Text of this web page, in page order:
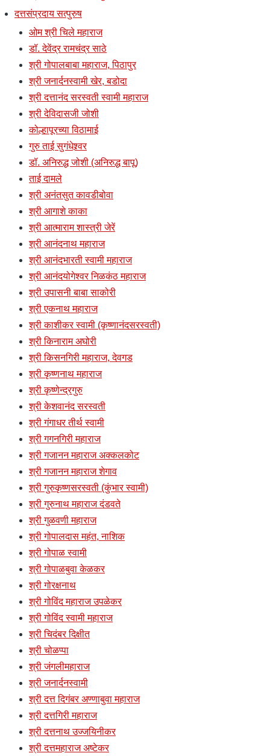
दत्तसंप्रदाय सत्पुरुष
ओम श्री चिले महाराज
डॉ. देवेंद्र रामचंद्र साठे
श्री गोपालबाबा महाराज, पिठापुर
श्री जनार्दनस्वामी खेर, बडोदा
श्री दत्तानंद सरस्वती स्वामी महाराज
श्री देविदासजी जोशी
कोल्हापूरच्या विठामाई
गुरु ताई सुगंधेश्र्वर
डॉ. अनिरुद्ध जोशी (अनिरुद्ध बापू)
ताई दामले
श्री अनंतसुत कावडीबोवा
श्री आगाशे काका
श्री आत्माराम शास्त्री जेरें
श्री आनंदनाथ महाराज
श्री आनंदभारती स्वामी महाराज
श्री आनंदयोगेश्वर निळकंठ महाराज
श्री उपासनी बाबा साकोरी
श्री एकनाथ महाराज
श्री काशीकर स्वामी (कृष्णानंदसरस्वती)
श्री किनाराम अघोरी
श्री किसनगिरी महाराज, देवगड
श्री कृष्णनाथ महाराज
श्री कृष्णेन्द्रगुरु
श्री केशवानंद सरस्वती
श्री गंगाधर तीर्थ स्वामी
श्री गगनगिरी महाराज
श्री गजानन महाराज अक्कलकोट
श्री गजानन महाराज शेगाव
श्री गुरुकृष्णसरस्वती (कुंभार स्वामी)
श्री गुरुनाथ महाराज दंडवते
श्री गुळवणी महाराज
श्री गोपालदास महंत, नाशिक
श्री गोपाळ स्वामी
श्री गोपाळबुवा केळकर
श्री गोरक्षनाथ
श्री गोविंद महाराज उपळेकर
श्री गोविंद स्वामी महाराज
श्री चिदंबर दिक्षीत
श्री चोळप्पा
श्री जंगलीमहाराज
श्री जनार्दनस्वामी
श्री दत्त दिगंबर अण्णाबुवा महाराज
श्री दत्तगिरी महाराज
श्री दत्तनाथ उज्जयिनीकर
श्री दत्तमहाराज अष्टेकर